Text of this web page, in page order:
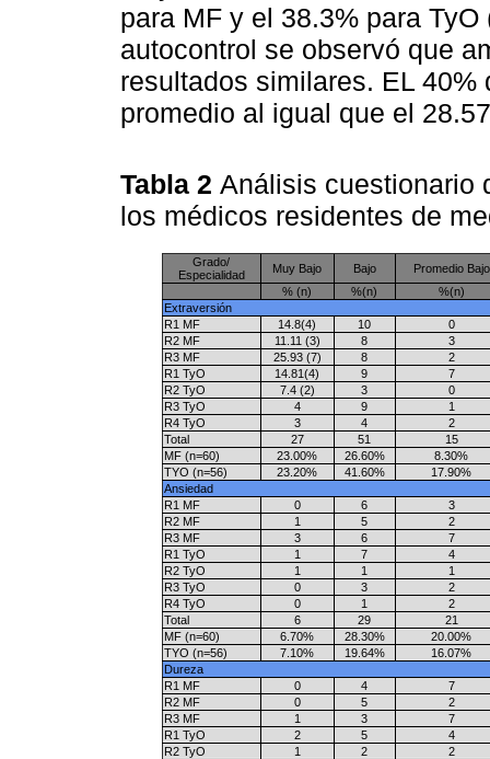
para MF y el 38.3% para
autocontrol se observó que
resultados similares. EL
promedio al igual que el
Tabla 2 Análisis cuestionario
los médicos residentes de
Grado/
Especialidad
Muy Bajo Bajo
Promedio Bajo
% (n)
%(n)
%(n)
Extraversión
R1 MF
14.8(4) 10
0
R2 MF
11.11 (3) 8
3
R3 MF
25.93 (7) 8
2
R1 TyO
14.81(4) 9
7
R2 TyO
7.4 (2) 3
0
R3 TyO
4 9
1
R4 TyO
3 4
2
Total
27 51
15
MF (n=60)
23.00% 26.60%
8.30%
TYO (n=56)
23.20% 41.60%
17.90%
Ansiedad
R1 MF
0 6
3
R2 MF
1 5
2
R3 MF
3 6
7
R1 TyO
1 7
4
R2 TyO
1 1
1
R3 TyO
0 3
2
R4 TyO
0 1
2
Total
6 29
21
MF (n=60)
6.70% 28.30%
20.00%
TYO (n=56)
7.10% 19.64%
16.07%
Dureza
R1 MF
0 4
7
R2 MF
0 5
2
R3 MF
1 3
7
R1 TyO
2 5
4
R2 TyO
1 2
2